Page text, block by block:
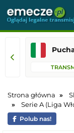
Strona główna
Serie A (Liga
Polub nas!